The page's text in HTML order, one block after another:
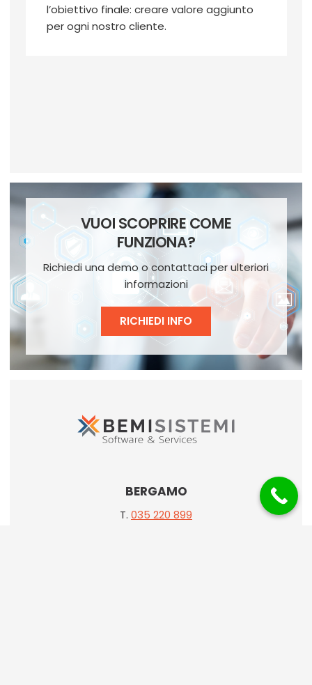
l’obiettivo finale: creare valore aggiunto
per ogni nostro cliente.
VUOI SCOPRIRE COME
FUNZIONA?
Richiedi una demo o contattaci per ulteriori
informazioni
RICHIEDI INFO
BERGAMO
T. 035 220 899